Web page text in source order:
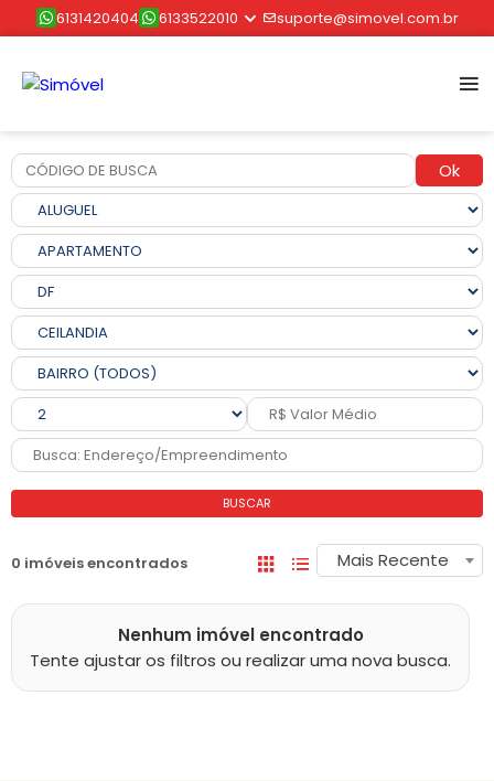
6131420404 6133522010 suporte@simovel.com.br
Ok
BUSCAR
0 imóveis encontrados Mais Recente
Nenhum imóvel encontrado
Tente ajustar os filtros ou realizar uma nova busca.